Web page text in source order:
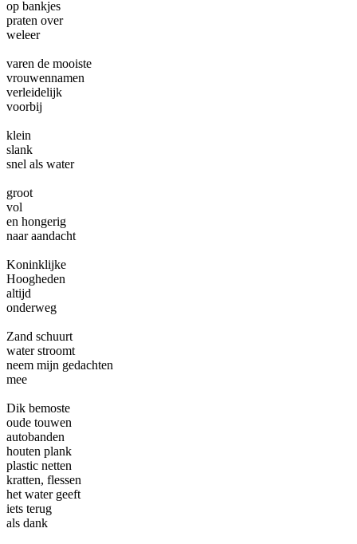
op bankjes
praten over
weleer
varen de mooiste
vrouwennamen
verleidelijk
voorbij
klein
slank
snel als water
groot
vol
en hongerig
naar aandacht
Koninklijke
Hoogheden
altijd
onderweg
Zand schuurt
water stroomt
neem mijn gedachten
mee
Dik bemoste
oude touwen
autobanden
houten plank
plastic netten
kratten, flessen
het water geeft
iets terug
als dank